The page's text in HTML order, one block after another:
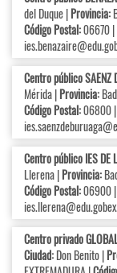
del Duque |Provincia:
Código Postal:06670 |
Centro público SAENZ
Mérida |Provincia:
Código Postal:06800 |
Centro público IES DE
Llerena |Provincia:
Código Postal:06900 |
Centro privado
Ciudad:Don Benito |